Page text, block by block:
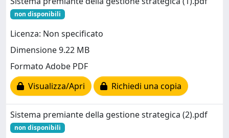
non disponibili
Licenza: Non specificato
Dimensione 9.22 MB
Formato Adobe PDF
Visualizza/Apri
Richiedi una copia
Sistema premiante della gestione strategica (2).pdf
non disponibili